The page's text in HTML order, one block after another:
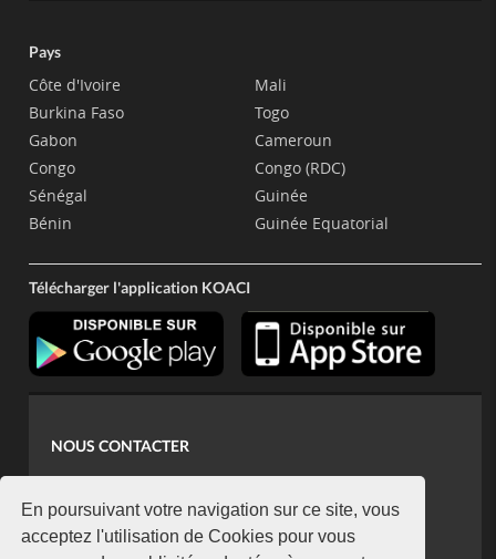
En poursuivant votre navigation sur ce site, vous
acceptez l'utilisation de Cookies pour vous
Pays
Côte d'Ivoire
Burkina Faso
Gabon
Congo
Sénégal
Bénin
Mali
Togo
Cameroun
Congo (RDC)
Guinée
Guinée Equatorial
Télécharger l'application KOACI
NOUS CONTACTER
koaci@yahoo.fr
+225 07 08 85 52 93